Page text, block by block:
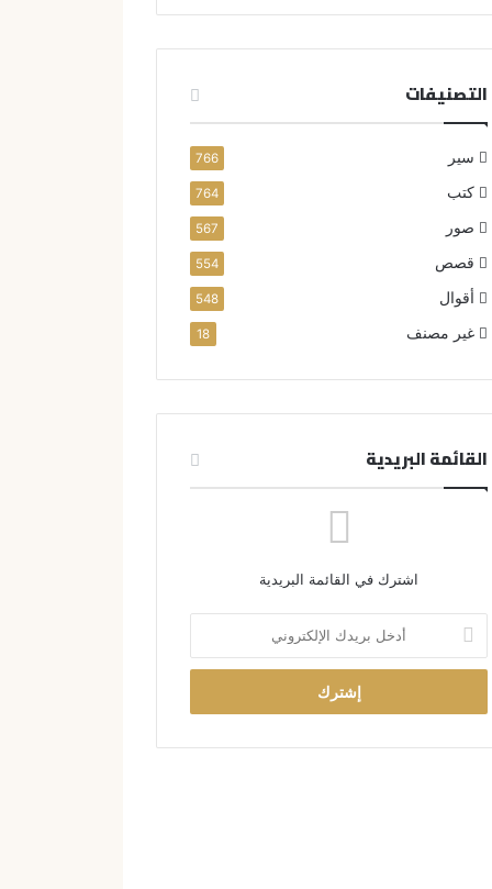
التصنيفات
سير 766
كتب 764
صور 567
قصص 554
أقوال 548
غير مصنف 18
القائمة البريدية
اشترك في القائمة البريدية
خ
ب